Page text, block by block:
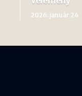
2026. január 24